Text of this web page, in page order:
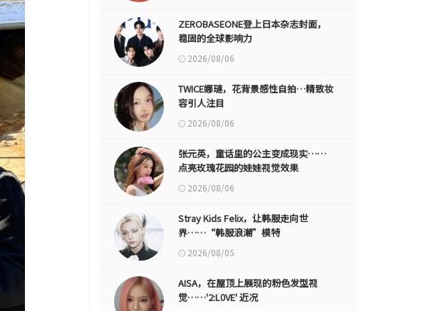
ZEROBASEONE登上日本杂志封面，
稳固的全球影响力
2026/08/06
TWICE娜璉，花背景感性自拍…精致妆
容引人注目
2026/08/06
张元英，童话里的公主变成现实……
点亮玫瑰花园的娃娃视觉效果
2026/08/06
Stray Kids Felix，让韩服走向世
界……“韩服浪潮”模特
2026/08/05
AISA，在屋顶上展现的粉色发型视
觉……'2:L0VE' 近况